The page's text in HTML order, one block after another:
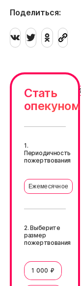
Поделиться:
Стать
опекуном
1.
Периодичность
пожертвования
Ежемесячное
2. Выберите
размер
пожертвования
1 000 ₽